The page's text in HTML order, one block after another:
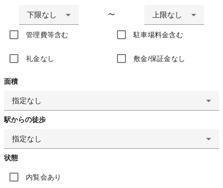
下限なし 〜 上限なし
管理費等含む 駐車場料金含む
礼金なし 敷金/保証金なし
面積
指定なし
駅からの徒歩
指定なし
状態
内覧会あり